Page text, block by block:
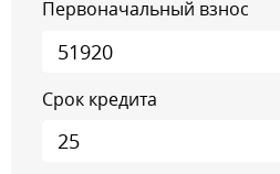
Первоначальный взнос
Срок кредита